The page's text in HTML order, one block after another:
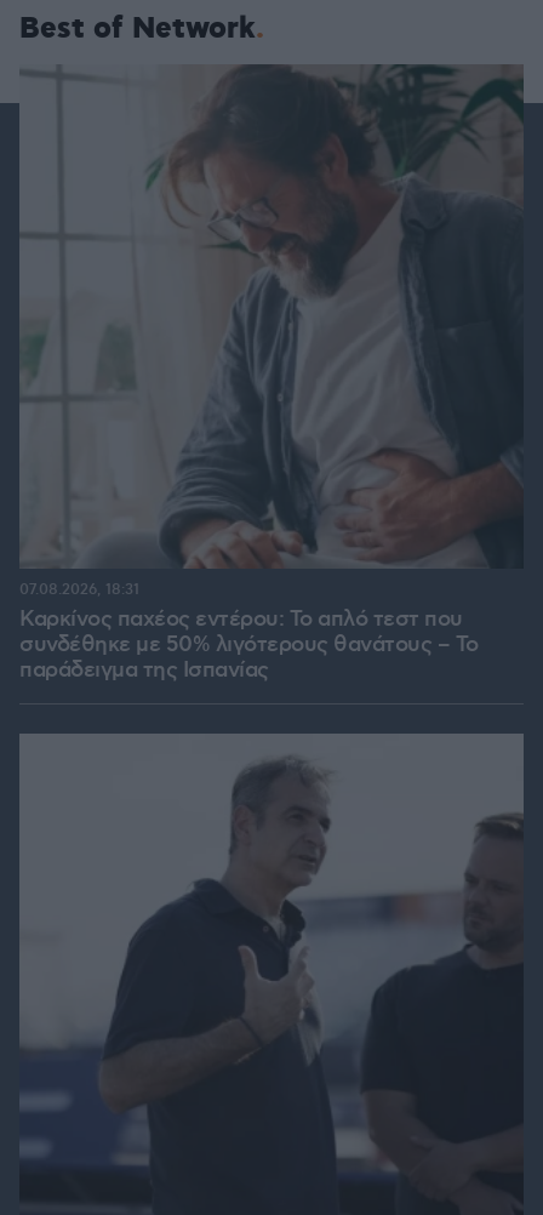
Best of Network
Καρκίνος παχέος εντέρου: Το απλό τεστ που
συνδέθηκε με 50% λιγότερους θανάτους – Το
παράδειγμα της Ισπανίας
07.08.2026, 18:31